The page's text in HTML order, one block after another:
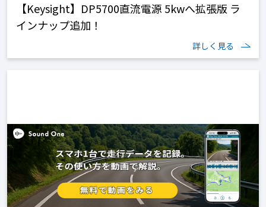
【Keysight】DP5700直流電源 5kwへ拡張版 ラ
インナップ追加！
詳しく見る